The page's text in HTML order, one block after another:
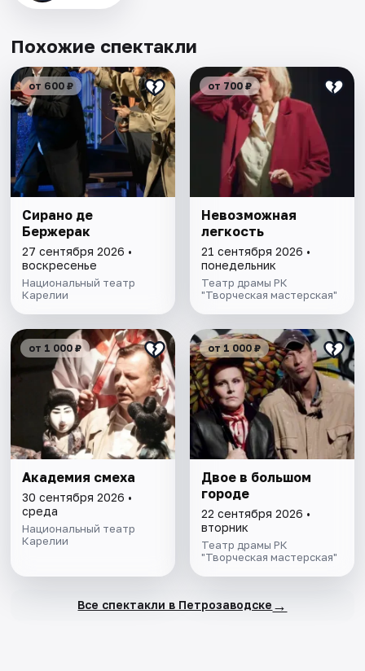
Похожие спектакли
от 600 ₽
Сирано де
Бержерак
27 сентября 2026 •
воскресенье
Национальный театр
Карелии
от 700 ₽
Невозможная
легкость
21 сентября 2026 •
понедельник
Театр драмы РК
"Творческая мастерская"
от 1 000 ₽
Академия смеха
30 сентября 2026 •
среда
Национальный театр
Карелии
от 1 000 ₽
Двое в большом
городе
22 сентября 2026 •
вторник
Театр драмы РК
"Творческая мастерская"
Все спектакли в Петрозаводске →